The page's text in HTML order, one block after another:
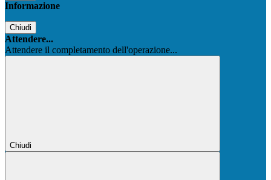
Informazione
Chiudi
Attendere...
Attendere il completamento dell'operazione...
Chiudi